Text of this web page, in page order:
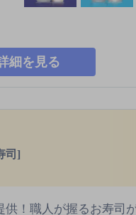
細を見る
司]
！職人が握るお寿司